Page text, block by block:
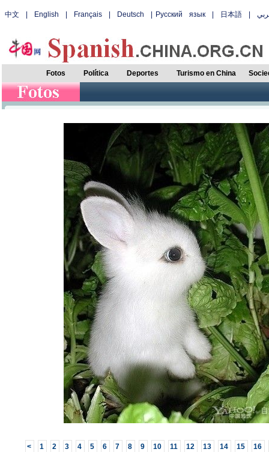
中文 English Français Deutsch Русский язык 日本語
Fotos Política Deportes Turismo en China
< 1 2 3 4 5 6 7 8 9 10 11 12 13 14 15 16